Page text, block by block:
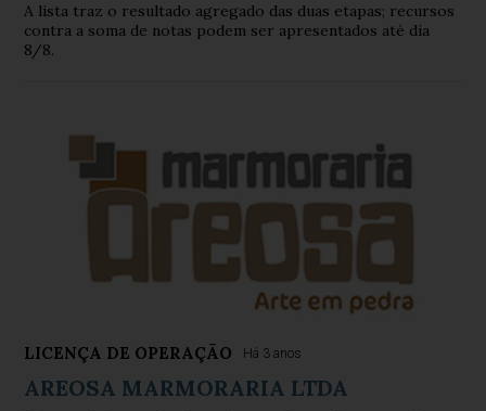
A lista traz o resultado agregado das duas etapas; recursos
contra a soma de notas podem ser apresentados até dia
8/8.
LICENÇA DE OPERAÇÃO Há 3 anos
AREOSA MARMORARIA LTDA